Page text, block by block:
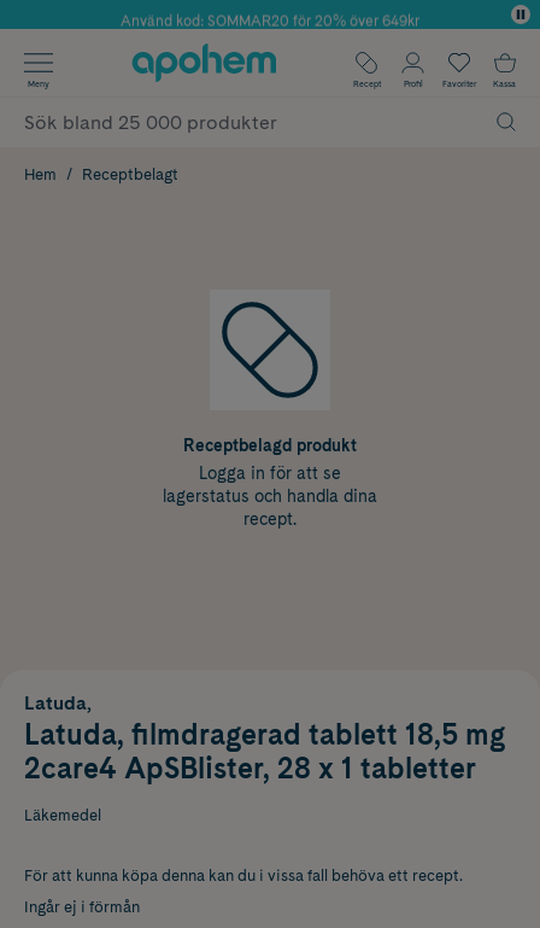
Årets Butik 2025 inom Skönhet
Använd kod: SOMMAR20 för 20% över 649kr
✓ Fri frakt
✓ Poäng på alla köp*
Meny Recept Profil Favoriter Kassa
Hem Receptbelagt
Receptbelagd produkt
Logga in för att se
lagerstatus och handla dina
recept.
Latuda,
Latuda, filmdragerad tablett 18,5 mg
2care4 ApSBlister, 28 x 1 tabletter
Läkemedel
För att kunna köpa denna kan du i vissa fall behöva ett recept.
Ingår ej i förmån